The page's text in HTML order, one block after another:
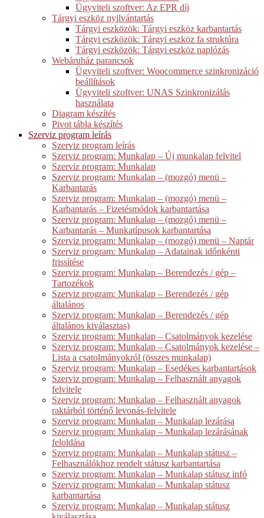
Ügyviteli szoftver: Az EPR díj
Tárgyi eszköz nyilvántartás
Tárgyi eszközök: Tárgyi eszköz karbantartás
Tárgyi eszközök: Tárgyi eszköz fa struktúra
Tárgyi eszközök: Tárgyi eszköz naplózás
Webáruház parancsok
Ügyviteli szoftver: Woocommerce szinkronizáció
beállítások
Ügyviteli szoftver: UNAS Szinkronizálás
használata
Diagram készítés
Pivot tábla készítés
Szerviz program leírás
Szerviz program leírás
Szerviz program: Munkalap – Új munkalap felvitel
Szerviz program: Munkalap
Szerviz program: Munkalap – (mozgó) menü –
Karbantarás
Szerviz program: Munkalap – (mozgó) menü –
Karbantarás – Fizetésmódok karbantartása
Szerviz program: Munkalap – (mozgó) menü –
Karbantarás – Munkatípusok karbantartása
Szerviz program: Munkalap – (mozgó) menü – Naptár
Szerviz program: Munkalap – Adatainak időnkénti
frissítése
Szerviz program: Munkalap – Berendezés / gép –
Tartozékok
Szerviz program: Munkalap – Berendezés / gép
általános
Szerviz program: Munkalap – Berendezés / gép
általános kiválasztas)
Szerviz program: Munkalap – Csatolmányok kezelése
Szerviz program: Munkalap – Csatolmányok kezelése –
Lista a csatolmányokról (összes munkalap)
Szerviz program: Munkalap – Esedékes karbantartások
Szerviz program: Munkalap – Felhasznált anyagok
felvitele
Szerviz program: Munkalap – Felhasznált anyagok
raktárból történő levonás-felvitele
Szerviz program: Munkalap – Munkalap lezárása
Szerviz program: Munkalap – Munkalap lezárásának
feloldása
Szerviz program: Munkalap – Munkalap státusz –
Felhasználókhoz rendelt státusz karbantartása
Szerviz program: Munkalap – Munkalap státusz infó
Szerviz program: Munkalap – Munkalap státusz
karbantartása
Szerviz program: Munkalap – Munkalap státusz